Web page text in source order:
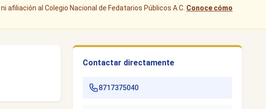
al Colegio Nacional de Fedatarios Públicos A.C. Conoce cómo
Contactar directamente
8717375040